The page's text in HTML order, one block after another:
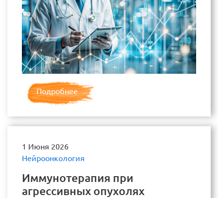
Подробнее
1 Июня 2026
Нейроонкология
Иммунотерапия при
агрессивных опухолях